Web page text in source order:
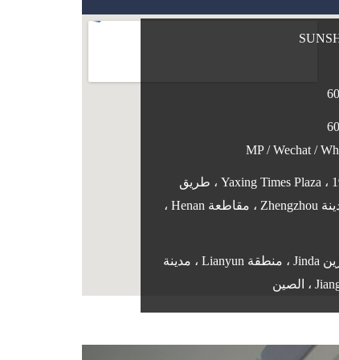
MP / Wechat /
إضافة المكتب: الغرفة 1903 ، Yaxing Times Plaza ، طريق
Songhan ، منطقة Erqi ، مدينة Zhengzhou ، مقاطعة Henan ،
tory ADD: منطقة تخزين Jinda ، منطقة Lianyun ، مدينة